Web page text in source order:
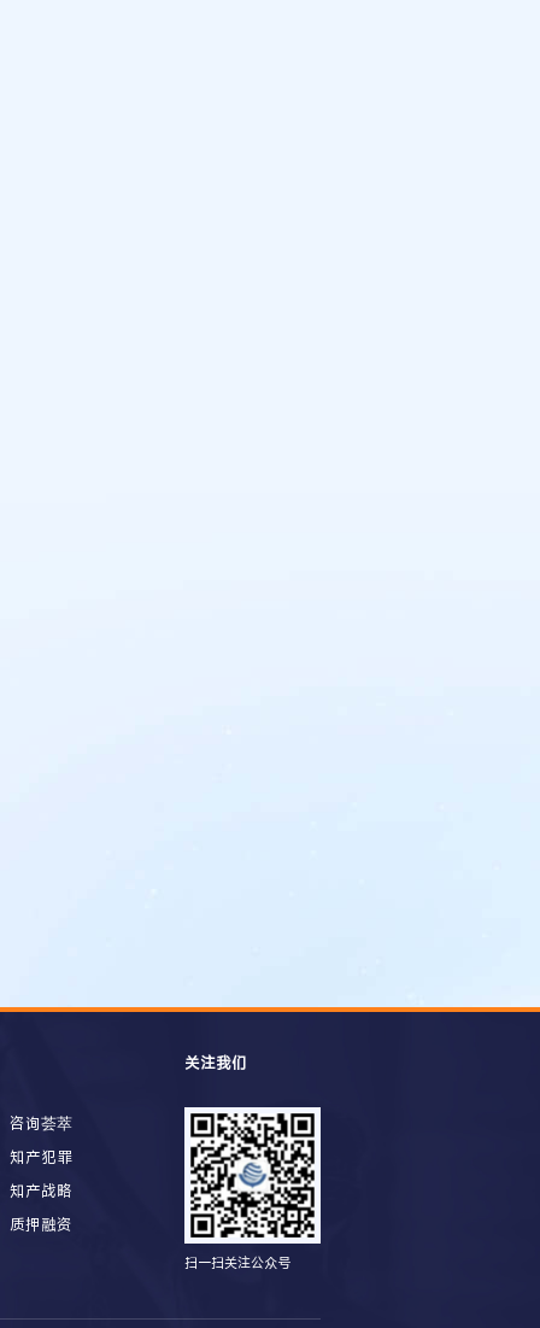
咨询荟萃
知产犯罪
知产战略
质押融资
关注我们
扫一扫关注公众号